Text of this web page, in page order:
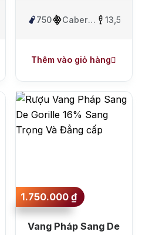
750mlCabernet 13,5%
Thêm vào giỏ hàng
1.750.000₫
Vang Pháp Sang De